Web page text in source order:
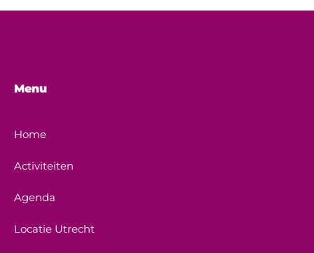
Menu
Home
Activiteiten
Agenda
Locatie Utrecht